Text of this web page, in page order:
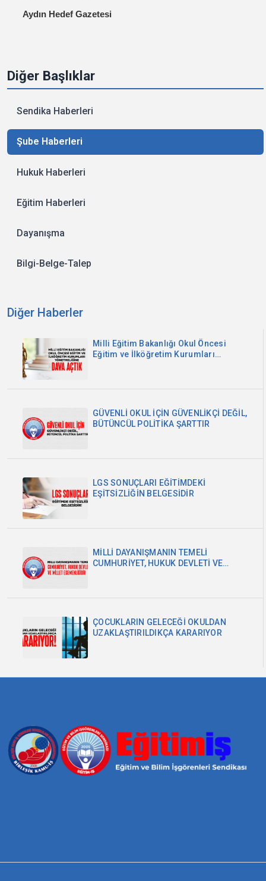
Diğer Başlıklar
Sendika Haberleri
Şube Haberleri
Hukuk Haberleri
Eğitim Haberleri
Dayanışma
Bilgi-Belge-Talep
Diğer Haberler
Milli Eğitim Bakanlığı Okul Öncesi
Eğitim ve İlköğretim Kurumları
GÜVENLİ OKUL İÇİN GÜVENLİKÇİ DEĞİL,
BÜTÜNCÜL POLİTİKA ŞARTTIR
LGS SONUÇLARI EĞİTİMDEKİ
EŞİTSİZLİĞİN BELGESİDİR
MİLLİ DAYANIŞMANIN TEMELİ
CUMHURİYET, HUKUK DEVLETİ VE
ÇOCUKLARIN GELECEĞİ OKULDAN
UZAKLAŞTIRILDIKÇA KARARIYOR
Aydın Hedef Gazetesi